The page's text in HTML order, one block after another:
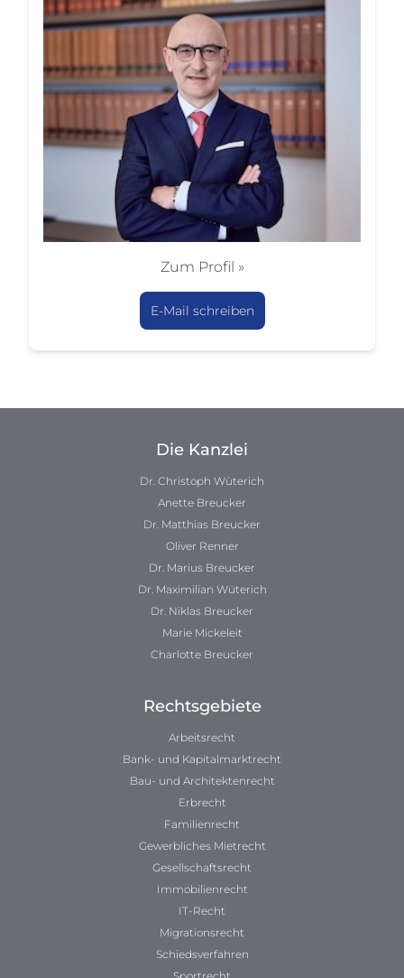
Zum Profil »
E-Mail schreiben
Die Kanzlei
Dr. Christoph Wüterich
Anette Breucker
Dr. Matthias Breucker
Oliver Renner
Dr. Marius Breucker
Dr. Maximilian Wüterich
Dr. Niklas Breucker
Marie Mickeleit
Charlotte Breucker
Rechtsgebiete
Arbeitsrecht
Bank- und Kapitalmarktrecht
Bau- und Architektenrecht
Erbrecht
Familienrecht
Gewerbliches Mietrecht
Gesellschaftsrecht
Immobilienrecht
IT-Recht
Migrationsrecht
Schiedsverfahren